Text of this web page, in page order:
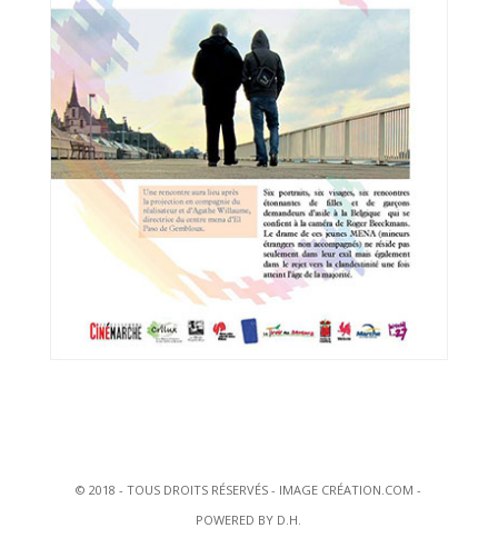
© 2018 - TOUS DROITS RÉSERVÉS - IMAGE CRÉATION.COM -
POWERED BY D.H.